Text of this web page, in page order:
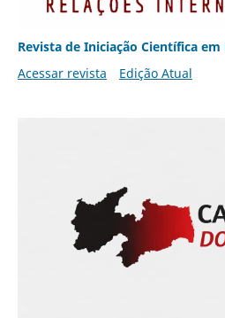
Revista de Iniciação Científica
Acessar revista
Edição Atual